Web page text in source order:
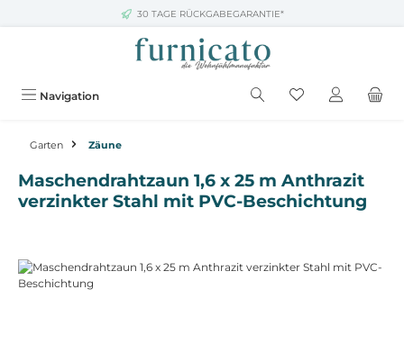
Zum Hauptinhalt springen30 TAGE RÜCKGABEGARANTIE*
Navigation
Garten Zäune
Maschendrahtzaun 1,6 x 25 m Anthrazit
verzinkter Stahl mit PVC-Beschichtung
Bildergalerie überspringen